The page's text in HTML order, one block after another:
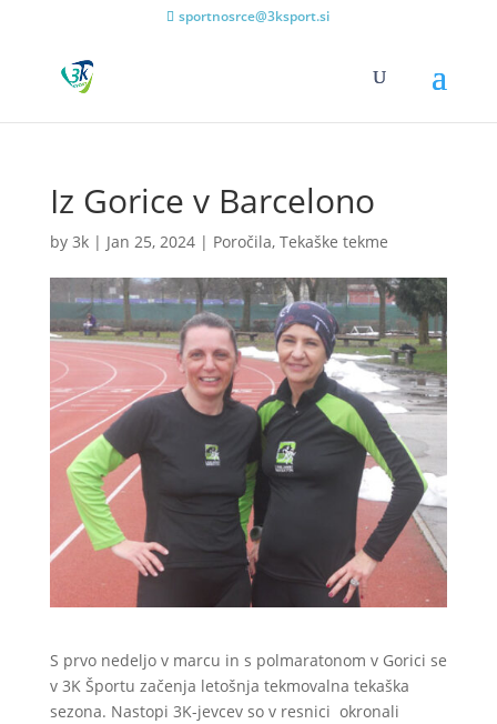
sportnosrce@3ksport.si
Iz Gorice v Barcelono
by 3k| Jan 25, 2024| Poročila, Tekaške tekme
S prvo nedeljo v marcu in s polmaratonom v Gorici se
v 3K Športu začenja letošnja tekmovalna tekaška
sezona. Nastopi 3K-jevcev so v resnici okronali